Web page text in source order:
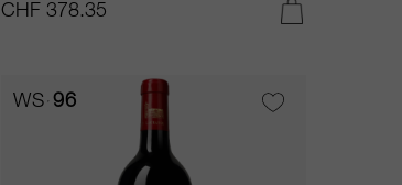
CHF 378.35
WS 96